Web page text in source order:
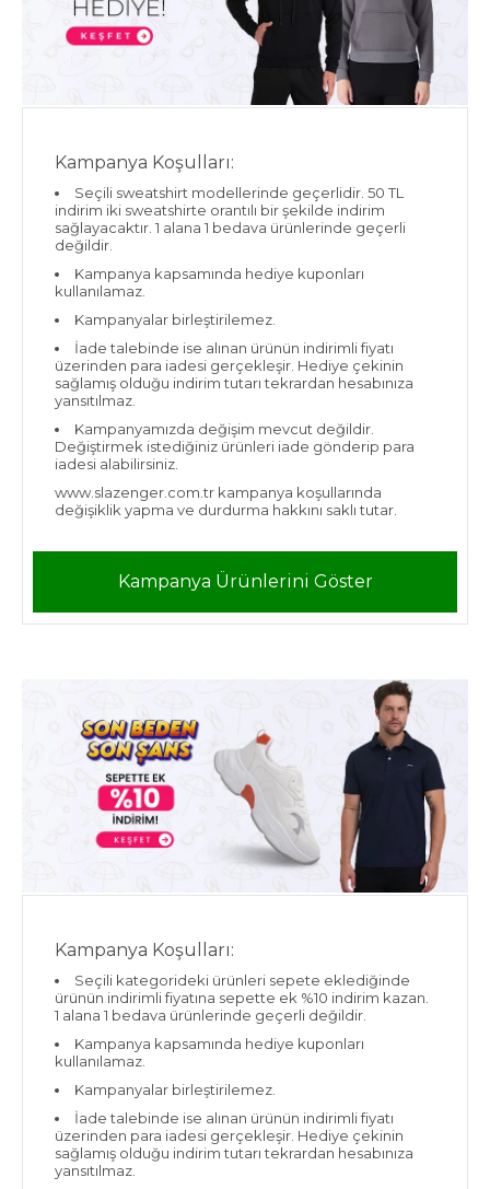
Kampanya Koşulları:
Seçili sweatshirt modellerinde geçerlidir. 50 TL
indirim iki sweatshirte orantılı bir şekilde indirim
sağlayacaktır. 1 alana 1 bedava ürünlerinde geçerli
değildir.
Kampanya kapsamında hediye kuponları
kullanılamaz.
Kampanyalar birleştirilemez.
İade talebinde ise alınan ürünün indirimli fiyatı
üzerinden para iadesi gerçekleşir. Hediye çekinin
sağlamış olduğu indirim tutarı tekrardan hesabınıza
yansıtılmaz.
Kampanyamızda değişim mevcut değildir.
Değiştirmek istediğiniz ürünleri iade gönderip para
iadesi alabilirsiniz.
www.slazenger.com.tr kampanya koşullarında
değişiklik yapma ve durdurma hakkını saklı tutar.
Kampanya Ürünlerini Göster
Kampanya Koşulları:
Seçili kategorideki ürünleri sepete eklediğinde
ürünün indirimli fiyatına sepette ek %10 indirim kazan.
1 alana 1 bedava ürünlerinde geçerli değildir.
Kampanya kapsamında hediye kuponları
kullanılamaz.
Kampanyalar birleştirilemez.
İade talebinde ise alınan ürünün indirimli fiyatı
üzerinden para iadesi gerçekleşir. Hediye çekinin
sağlamış olduğu indirim tutarı tekrardan hesabınıza
yansıtılmaz.